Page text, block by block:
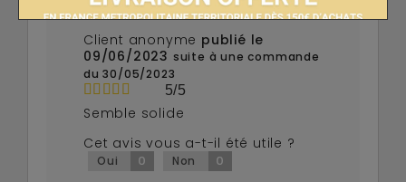
Client anonyme publié le
09/06/2023 suite à une commande
du 30/05/2023
5/5
Semble solide
Cet avis vous a-t-il été utile ?
Oui 0 Non 0